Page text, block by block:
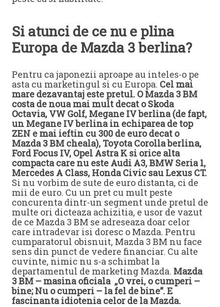
Si atunci de ce nu e plina
Europa de Mazda 3 berlina?
Pentru ca japonezii aproape au inteles-o pe
asta cu marketingul si cu Europa. Cel mai
mare dezavantaj este pretul. O Mazda 3 BM
costa de noua mai mult decat o Skoda
Octavia, VW Golf, Megane IV berlina (de fapt,
un Megane IV berlina in echiparea de top
ZEN e mai ieftin cu 300 de euro decat o
Mazda 3 BM cheala), Toyota Corolla berlina,
Ford Focus IV, Opel Astra K si orice alta
compacta care nu este Audi A3, BMW Seria 1,
Mercedes A Class, Honda Civic sau Lexus CT.
Si nu vorbim de sute de euro distanta, ci de
mii de euro. Cu un pret cu mult peste
concurenta dintr-un segment unde pretul de
multe ori dicteaza achizitia, e usor de vazut
de ce Mazda 3 BM se adreseaza doar celor
care intradevar isi doresc o Mazda. Pentru
cumparatorul obisnuit, Mazda 3 BM nu face
sens din punct de vedere financiar. Cu alte
cuvinte, nimic nu s-a schimbat la
departamentul de marketing Mazda. Mazda
3 BM – masina oficiala „O vrei, o cumperi –
bine; Nu o cumperi – la fel de bine”. E
fascinanta idiotenia celor de la Mazda.